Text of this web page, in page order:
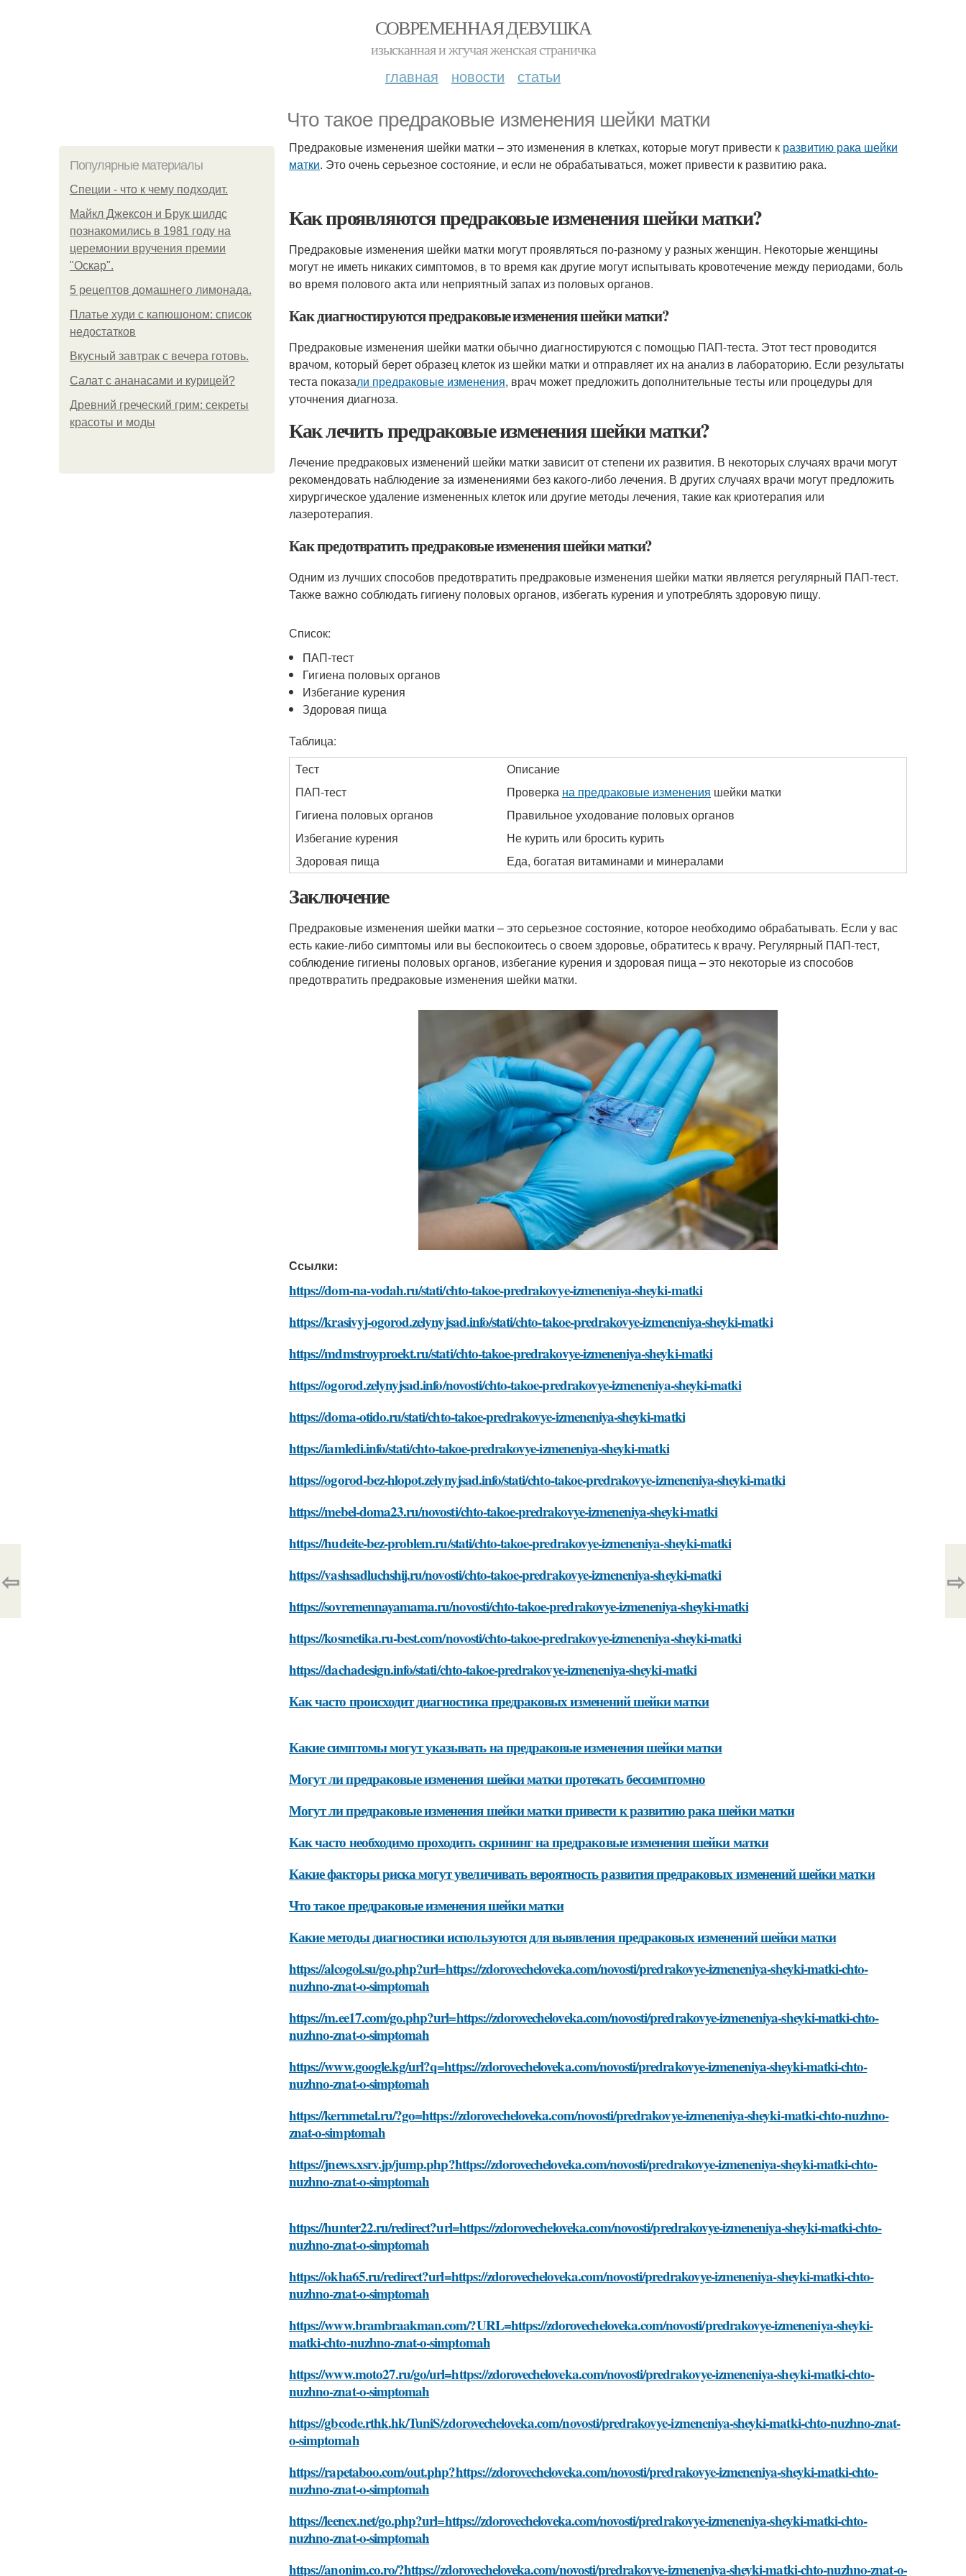
СОВРЕМЕННАЯ ДЕВУШКА
изысканная и жгучая женская страничка
главная новости статьи
Что такое предраковые изменения шейки матки
Популярные материалы
Специи - что к чему подходит.
Майкл Джексон и Брук шилдс
познакомились в 1981 году на
церемонии вручения премии
"Оскар".
5 рецептов домашнего лимонада.
Платье худи с капюшоном: список
недостатков
Вкусный завтрак с вечера готовь.
Салат с ананасами и курицей?
Древний греческий грим: секреты
красоты и моды
Предраковые изменения шейки матки – это изменения в клетках, которые могут привести к развитию рака шейки
матки. Это очень серьезное состояние, и если не обрабатываться, может привести к развитию рака.
Как проявляются предраковые изменения шейки матки?
Предраковые изменения шейки матки могут проявляться по-разному у разных женщин. Некоторые женщины
могут не иметь никаких симптомов, в то время как другие могут испытывать кровотечение между периодами, боль
во время полового акта или неприятный запах из половых органов.
Как диагностируются предраковые изменения шейки матки?
Предраковые изменения шейки матки обычно диагностируются с помощью ПАП-теста. Этот тест проводится
врачом, который берет образец клеток из шейки матки и отправляет их на анализ в лабораторию. Если результаты
теста показали предраковые изменения, врач может предложить дополнительные тесты или процедуры для
уточнения диагноза.
Как лечить предраковые изменения шейки матки?
Лечение предраковых изменений шейки матки зависит от степени их развития. В некоторых случаях врачи могут
рекомендовать наблюдение за изменениями без какого-либо лечения. В других случаях врачи могут предложить
хирургическое удаление измененных клеток или другие методы лечения, такие как криотерапия или
лазеротерапия.
Как предотвратить предраковые изменения шейки матки?
Одним из лучших способов предотвратить предраковые изменения шейки матки является регулярный ПАП-тест.
Также важно соблюдать гигиену половых органов, избегать курения и употреблять здоровую пищу.
Список:
ПАП-тест
Гигиена половых органов
Избегание курения
Здоровая пища
Таблица:
Тест
Описание
ПАП-тест
Проверка на предраковые изменения шейки матки
Гигиена половых органов
Правильное уходование половых органов
Избегание курения
Не курить или бросить курить
Здоровая пища
Еда, богатая витаминами и минералами
Заключение
Предраковые изменения шейки матки – это серьезное состояние, которое необходимо обрабатывать. Если у вас
есть какие-либо симптомы или вы беспокоитесь о своем здоровье, обратитесь к врачу. Регулярный ПАП-тест,
соблюдение гигиены половых органов, избегание курения и здоровая пища – это некоторые из способов
предотвратить предраковые изменения шейки матки.
Ссылки:
https://dom-na-vodah.ru/stati/chto-takoe-predrakovye-izmeneniya-sheyki-matki
https://krasivyj-ogorod.zelynyjsad.info/stati/chto-takoe-predrakovye-izmeneniya-sheyki-matki
https://mdmstroyproekt.ru/stati/chto-takoe-predrakovye-izmeneniya-sheyki-matki
https://ogorod.zelynyjsad.info/novosti/chto-takoe-predrakovye-izmeneniya-sheyki-matki
https://doma-otido.ru/stati/chto-takoe-predrakovye-izmeneniya-sheyki-matki
https://iamledi.info/stati/chto-takoe-predrakovye-izmeneniya-sheyki-matki
https://ogorod-bez-hlopot.zelynyjsad.info/stati/chto-takoe-predrakovye-izmeneniya-sheyki-matki
https://mebel-doma23.ru/novosti/chto-takoe-predrakovye-izmeneniya-sheyki-matki
https://hudeite-bez-problem.ru/stati/chto-takoe-predrakovye-izmeneniya-sheyki-matki
https://vashsadluchshij.ru/novosti/chto-takoe-predrakovye-izmeneniya-sheyki-matki
https://sovremennayamama.ru/novosti/chto-takoe-predrakovye-izmeneniya-sheyki-matki
https://kosmetika.ru-best.com/novosti/chto-takoe-predrakovye-izmeneniya-sheyki-matki
https://dachadesign.info/stati/chto-takoe-predrakovye-izmeneniya-sheyki-matki
Как часто происходит диагностика предраковых изменений шейки матки
Какие симптомы могут указывать на предраковые изменения шейки матки
Могут ли предраковые изменения шейки матки протекать бессимптомно
Могут ли предраковые изменения шейки матки привести к развитию рака шейки матки
Как часто необходимо проходить скрининг на предраковые изменения шейки матки
Какие факторы риска могут увеличивать вероятность развития предраковых изменений шейки матки
Что такое предраковые изменения шейки матки
Какие методы диагностики используются для выявления предраковых изменений шейки матки
https://alcogol.su/go.php?url=https://zdorovecheloveka.com/novosti/predrakovye-izmeneniya-sheyki-matki-chto-
nuzhno-znat-o-simptomah
https://m.ee17.com/go.php?url=https://zdorovecheloveka.com/novosti/predrakovye-izmeneniya-sheyki-matki-chto-
nuzhno-znat-o-simptomah
https://www.google.kg/url?q=https://zdorovecheloveka.com/novosti/predrakovye-izmeneniya-sheyki-matki-chto-
nuzhno-znat-o-simptomah
https://kernmetal.ru/?go=https://zdorovecheloveka.com/novosti/predrakovye-izmeneniya-sheyki-matki-chto-nuzhno-
znat-o-simptomah
https://jnews.xsrv.jp/jump.php?https://zdorovecheloveka.com/novosti/predrakovye-izmeneniya-sheyki-matki-chto-
nuzhno-znat-o-simptomah
https://hunter22.ru/redirect?url=https://zdorovecheloveka.com/novosti/predrakovye-izmeneniya-sheyki-matki-chto-
nuzhno-znat-o-simptomah
https://okha65.ru/redirect?url=https://zdorovecheloveka.com/novosti/predrakovye-izmeneniya-sheyki-matki-chto-
nuzhno-znat-o-simptomah
https://www.brambraakman.com/?URL=https://zdorovecheloveka.com/novosti/predrakovye-izmeneniya-sheyki-
matki-chto-nuzhno-znat-o-simptomah
https://www.moto27.ru/go/url=https://zdorovecheloveka.com/novosti/predrakovye-izmeneniya-sheyki-matki-chto-
nuzhno-znat-o-simptomah
https://gbcode.rthk.hk/TuniS/zdorovecheloveka.com/novosti/predrakovye-izmeneniya-sheyki-matki-chto-nuzhno-znat-
o-simptomah
https://rapetaboo.com/out.php?https://zdorovecheloveka.com/novosti/predrakovye-izmeneniya-sheyki-matki-chto-
nuzhno-znat-o-simptomah
https://leenex.net/go.php?url=https://zdorovecheloveka.com/novosti/predrakovye-izmeneniya-sheyki-matki-chto-
nuzhno-znat-o-simptomah
https://anonim.co.ro/?https://zdorovecheloveka.com/novosti/predrakovye-izmeneniya-sheyki-matki-chto-nuzhno-znat-o-
⇦ ⇨